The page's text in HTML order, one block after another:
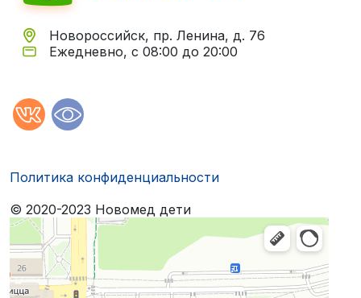
Новороссийск, пр. Ленина, д. 76
Ежедневно, с 08:00 до 20:00
Политика конфиденциальности
© 2020-2023 Новомед дети